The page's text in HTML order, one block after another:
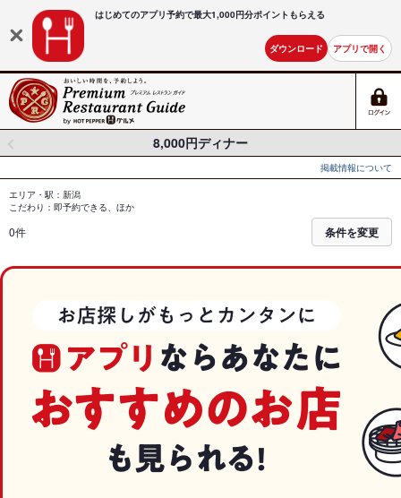
はじめてのアプリ予約で最大1,000円分ポイントもらえる
ダウンロード アプリで開く
8,000円ディナー
掲載情報について
エリア・駅：新潟
こだわり：即予約できる、ほか
0件 条件を変更